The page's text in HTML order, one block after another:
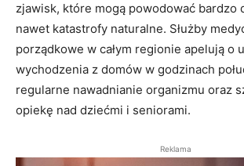
zjawisk, które mogą powodować bardzo
nawet katastrofy naturalne. Służby
porządkowe w całym regionie apelują o
wychodzenia z domów w godzinach
regularne nawadnianie organizmu oraz
opiekę nad dziećmi i seniorami.
Reklama